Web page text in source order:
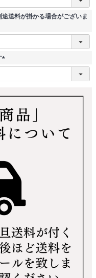
送料が掛かる場合がございま
(
)